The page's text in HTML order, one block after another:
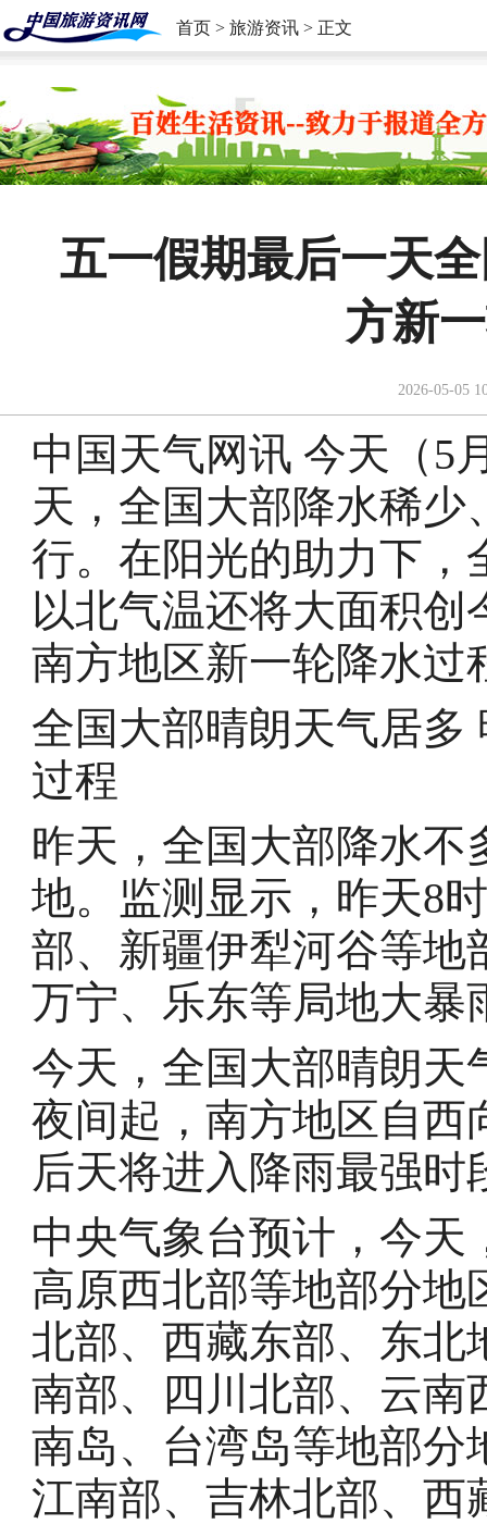
首页 > 旅游资讯 > 正文
五一假期最后一天
方新
2026-05-05
中国天气网讯 今天（5
天，全国大部降水稀
行。在阳光的助力下，
以北气温还将大面积
南方地区新一轮降水过
全国大部晴朗天气居多
过程
昨天，全国大部降水
地。监测显示，昨天8
部、新疆伊犁河谷等地
万宁、乐东等局地大暴
今天，全国大部晴朗天
夜间起，南方地区自西
后天将进入降雨最强时
中央气象台预计，今
高原西北部等地部分地
北部、西藏东部、东北
南部、四川北部、云南
南岛、台湾岛等地部分
江南部、吉林北部、西